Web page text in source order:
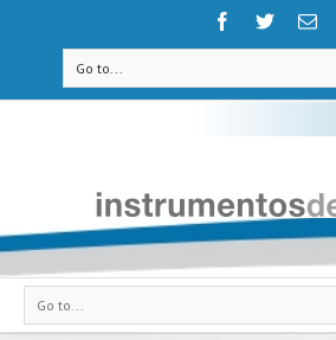
Go to...
Go to...